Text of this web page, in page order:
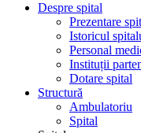
Despre spital
Prezentare
Istoricul
Personal
Instituții
Dotare spital
Structură
Ambulatoriu
Spital